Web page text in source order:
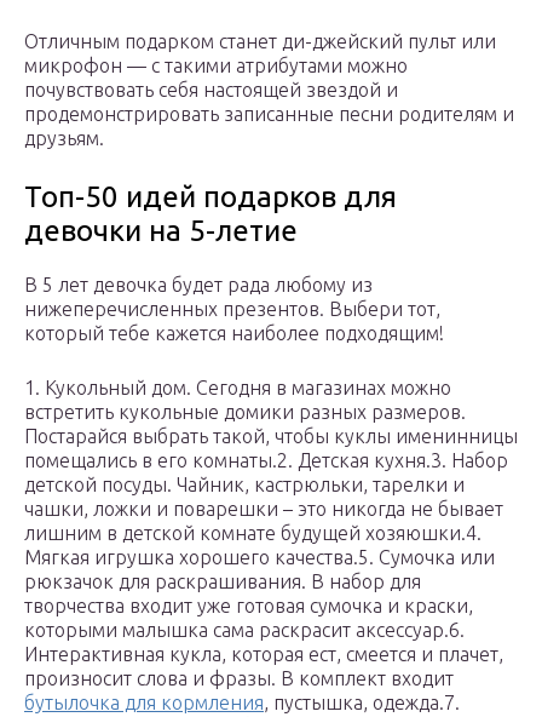
Отличным подарком станет ди-джейский пульт или
микрофон — с такими атрибутами можно
почувствовать себя настоящей звездой и
продемонстрировать записанные песни родителям и
друзьям.
Топ-50 идей подарков для
девочки на 5-летие
В 5 лет девочка будет рада любому из
нижеперечисленных презентов. Выбери тот,
который тебе кажется наиболее подходящим!
1. Кукольный дом. Сегодня в магазинах можно
встретить кукольные домики разных размеров.
Постарайся выбрать такой, чтобы куклы именинницы
помещались в его комнаты.2. Детская кухня.3. Набор
детской посуды. Чайник, кастрюльки, тарелки и
чашки, ложки и поварешки – это никогда не бывает
лишним в детской комнате будущей хозяюшки.4.
Мягкая игрушка хорошего качества.5. Сумочка или
рюкзачок для раскрашивания. В набор для
творчества входит уже готовая сумочка и краски,
которыми малышка сама раскрасит аксессуар.6.
Интерактивная кукла, которая ест, смеется и плачет,
произносит слова и фразы. В комплект входит
бутылочка для кормления, пустышка, одежда.7.